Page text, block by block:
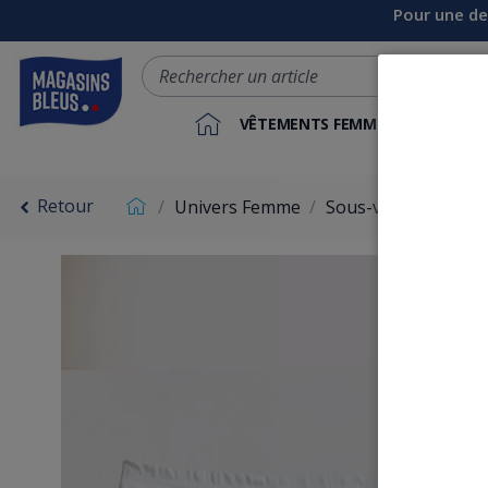
Pour une
VÊTEMENTS FEMME
Retour Univers Femme Sous-vêtements